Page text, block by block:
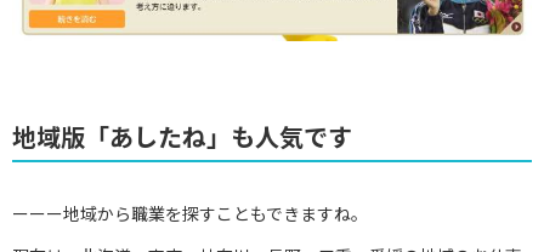
地域版「あしたね」も人気です
ーーー地域から職業を探すこともできますね。